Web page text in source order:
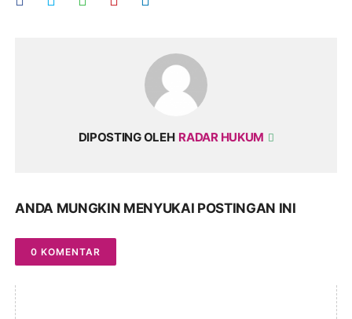
DIPOSTING OLEH RADAR HUKUM
ANDA MUNGKIN MENYUKAI POSTINGAN INI
0 KOMENTAR